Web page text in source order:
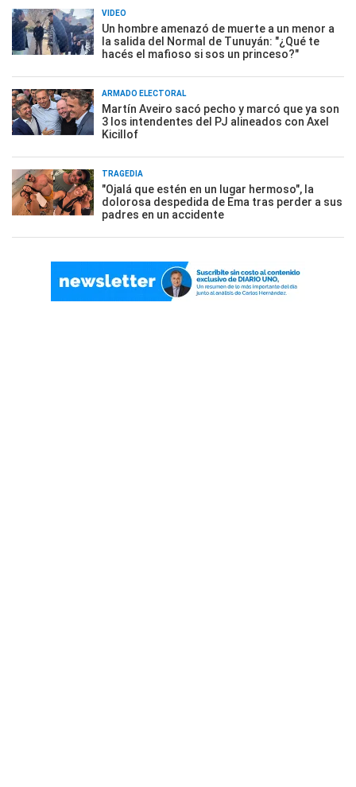
VIDEO
Un hombre amenazó de muerte a un menor a
la salida del Normal de Tunuyán: "¿Qué te
hacés el mafioso si sos un princeso?"
ARMADO ELECTORAL
Martín Aveiro sacó pecho y marcó que ya son
3 los intendentes del PJ alineados con Axel
Kicillof
TRAGEDIA
"Ojalá que estén en un lugar hermoso", la
dolorosa despedida de Ema tras perder a sus
padres en un accidente